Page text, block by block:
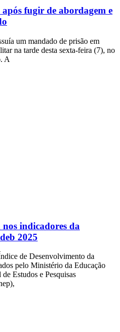
fugir de abordagem e
um mandado de prisão em
na tarde desta sexta-feira (7), no
A
indicadores da
2025
de Desenvolvimento da
pelo Ministério da Educação
Estudos e Pesquisas